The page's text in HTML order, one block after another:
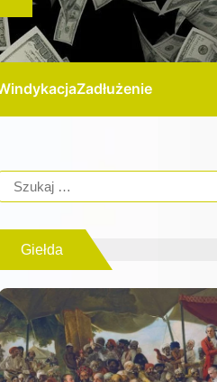
Zadłużenie
Giełda